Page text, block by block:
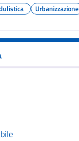
Urbanizzazione